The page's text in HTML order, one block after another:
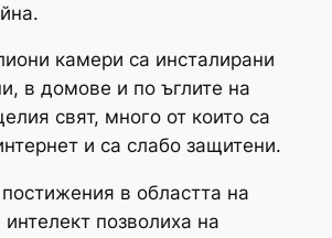
камери са инсталирани
в домове и по ъглите на
свят, много от които са
и са слабо защитени.
в областта на
интелект позволиха на